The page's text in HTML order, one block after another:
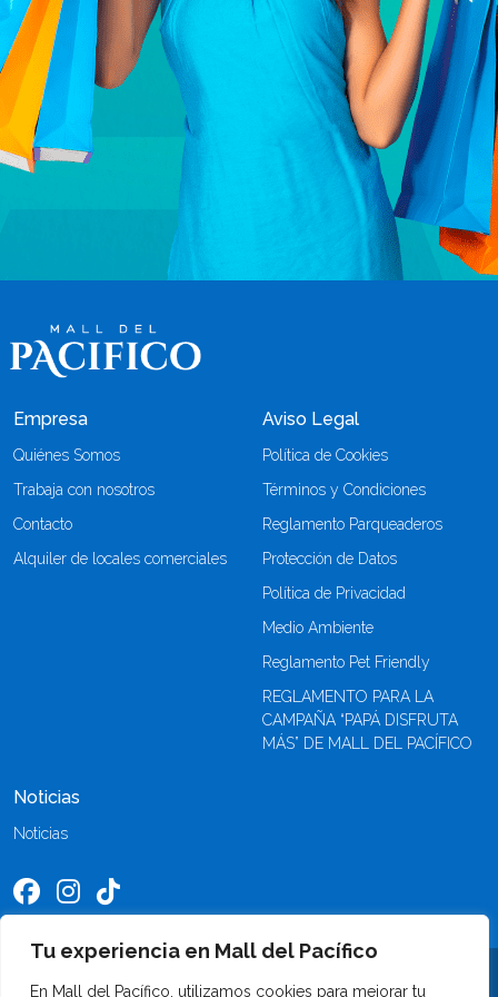
Tu experiencia en Mall del Pacífico
En Mall del Pacífico, utilizamos cookies para mejorar tu
Empresa
Quiénes Somos
Trabaja con nosotros
Contacto
Alquiler de locales comerciales
Aviso Legal
Política de Cookies
Términos y Condiciones
Reglamento Parqueaderos
Protección de Datos
Política de Privacidad
Medio Ambiente
Reglamento Pet Friendly
REGLAMENTO PARA LA
CAMPAÑA “PAPÁ DISFRUTA
MÁS” DE MALL DEL PACÍFICO
Noticias
Noticias
©2026 Mall del Pacífico. Todos los derechos reservados